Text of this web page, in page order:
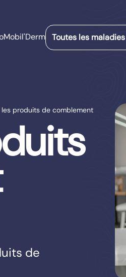
Mobil'Derm Toutes les maladies
les produits de comblement
de